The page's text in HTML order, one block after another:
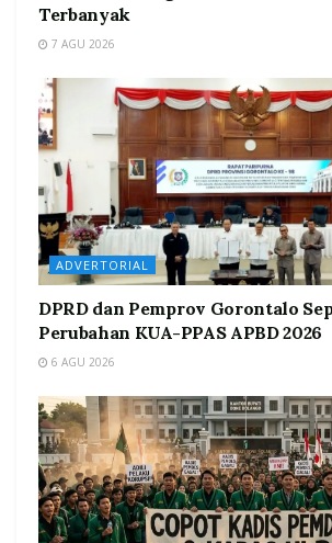
Terbanyak
7 AGU 2026
ADVERTORIAL
DPRD dan Pemprov Gorontalo
Perubahan KUA-PPAS APBD 2026
6 AGU 2026